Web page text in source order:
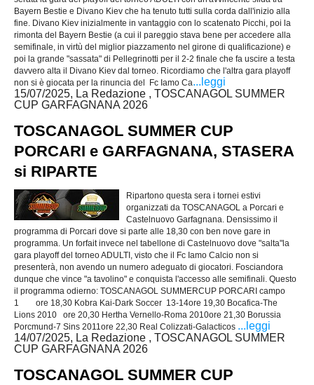
Bayern Bestie e Divano Kiev che ha tenuto tutti sulla corda dall'inizio alla
fine. Divano Kiev inizialmente in vantaggio con lo scatenato Picchi, poi la
rimonta del Bayern Bestie (a cui il pareggio stava bene per accedere alla
semifinale, in virtù del miglior piazzamento nel girone di qualificazione) e
poi la grande "sassata" di Pellegrinotti per il 2-2 finale che fa uscire a testa
davvero alta il Divano Kiev dal torneo. Ricordiamo che l'altra gara playoff
non si è giocata per la rinuncia del Fc Iamo Ca...leggi
15/07/2025, La Redazione , TOSCANAGOL SUMMER
CUP GARFAGNANA 2026
TOSCANAGOL SUMMER CUP
PORCARI e GARFAGNANA, STASERA
si RIPARTE
Ripartono questa sera i tornei estivi
organizzati da TOSCANAGOL a Porcari e
Castelnuovo Garfagnana. Densissimo il
programma di Porcari dove si parte alle 18,30 con ben nove gare in
programma. Un forfait invece nel tabellone di Castelnuovo dove "salta"la
gara playoff del torneo ADULTI, visto che il Fc Iamo Calcio non si
presenterà, non avendo un numero adeguato di giocatori. Fosciandora
dunque che vince "a tavolino" e conquista l'accesso alle semifinali. Questo
il programma odierno: TOSCANAGOL SUMMERCUP PORCARI campo
1 ore 18,30 Kobra Kai-Dark Soccer 13-14ore 19,30 Bocafica-The
Lions 2010 ore 20,30 Hertha Vernello-Roma 2010ore 21,30 Borussia
Porcmund-7 Sins 2011ore 22,30 Real Colizzati-Galacticos ...leggi
14/07/2025, La Redazione , TOSCANAGOL SUMMER
CUP GARFAGNANA 2026
TOSCANAGOL SUMMER CUP